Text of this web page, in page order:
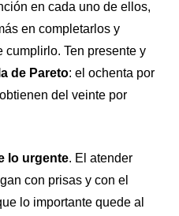
en cada uno de ellos,
en completarlos y
cumplirlo. Ten presente y
de Pareto: el ochenta por
del veinte por
lo urgente. El atender
con prisas y con el
lo importante quede al